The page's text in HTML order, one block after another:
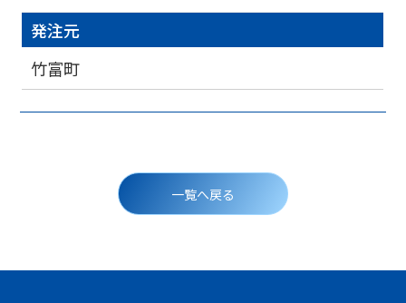
発注元
竹富町
ョ
一覧へ戻る